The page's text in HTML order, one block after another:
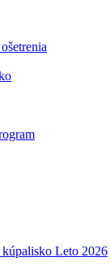
Leto 2026